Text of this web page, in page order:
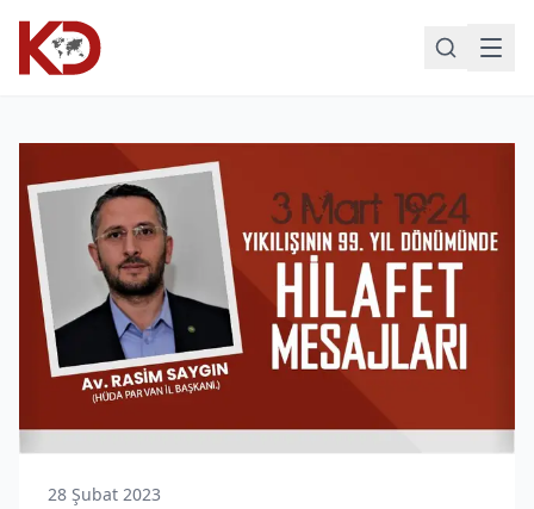
28 Şubat 2023